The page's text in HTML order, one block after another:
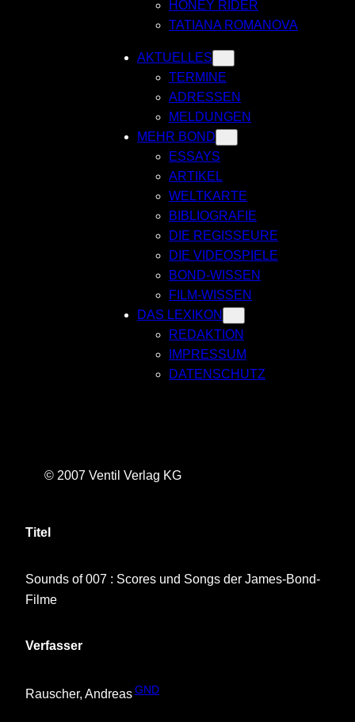
HONEY RIDER
TATIANA ROMANOVA
AKTUELLES
TERMINE
ADRESSEN
MELDUNGEN
MEHR BOND
ESSAYS
ARTIKEL
WELTKARTE
BIBLIOGRAFIE
DIE REGISSEURE
DIE VIDEOSPIELE
BOND-WISSEN
FILM-WISSEN
DAS LEXIKON
REDAKTION
IMPRESSUM
DATENSCHUTZ
© 2007 Ventil Verlag KG
Titel
Sounds of 007 : Scores und Songs der James-Bond-
Filme
Verfasser
Rauscher, Andreas GND